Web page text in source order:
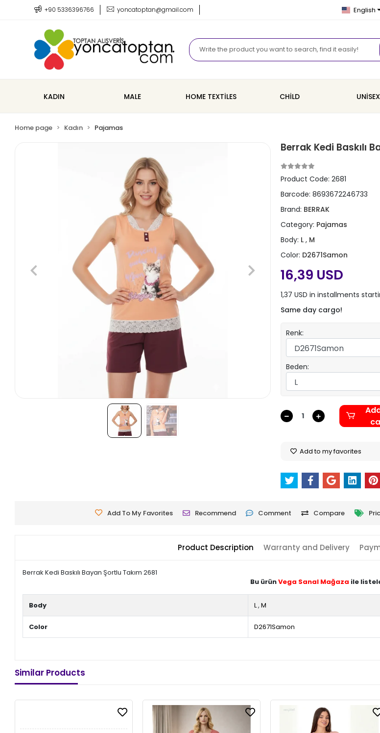
+90 5336396766 yoncatoptan@gmail.com English
KADIN MALE HOME TEXTİLES CHİLD UNİSEX
Home page Kadın Pajamas
Berrak Kedi Baskılı
Product Code:2681
Barcode:8693672246733
Brand: BERRAK
Category: Pajamas
Body: L , M
Color: D2671Samon
16,39 USD
1,37 USD in installments
Same day cargo!
Renk:
Beden:
Add to my favorites
Add To My Favorites Recommend Comment Compare
Product Description Warranty and Delivery
Berrak Kedi Baskılı Bayan Şortlu Takım 2681
Bu ürünVega Sanal Mağaza ile
Body L,M
Color D2671Samon
Similar Products